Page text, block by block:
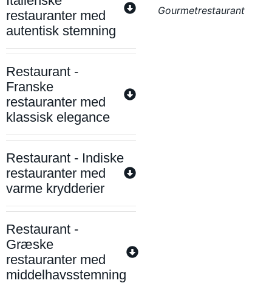
restauranter med
autentisk stemning
Restaurant -
Franske
restauranter med
klassisk elegance
Restaurant - Indiske
restauranter med
varme krydderier
Restaurant -
Græske
restauranter med
middelhavsstemning
Gourmetrestaurant